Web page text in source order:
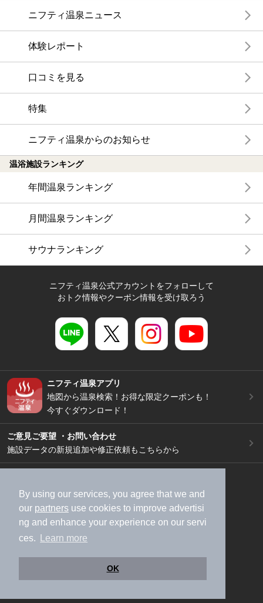
By using our services, you agree that we and
our partners use cookies to improve advertisi
ng and enhance your experience on our servi
ces.
Learn more
OK
ニフティ温泉ニュース
体験レポート
口コミを見る
特集
ニフティ温泉からのお知らせ
温浴施設ランキング
年間温泉ランキング
月間温泉ランキング
サウナランキング
ニフティ温泉公式アカウントをフォローして
おトク情報やクーポン情報を受け取ろう
ニフティ温泉アプリ
地図から温泉検索！お得な限定クーポンも！
今すぐダウンロード！
ご意見ご要望 ・お問い合わせ
施設データの新規追加や修正依頼もこちらから
加盟店募集（資料請求）
広告出稿のご案内
利用規約
ライフスタイルMEMBERS+規約
特定商取引法に基づく表記
ヘルプ
採用情報
運営会社